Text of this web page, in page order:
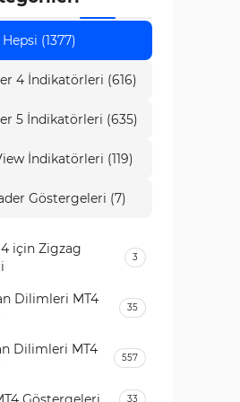
Bu göstergelerin teknik
piyasa psikolojisine
noktalarının belirlenmesini
Hepsi (1377)
4 İndikatörleri (616)
5 İndikatörleri (635)
İndikatörleri (119)
Göstergeleri (7)
için Zigzag
3
Dilimleri MT4
35
Dilimleri MT4
557
33